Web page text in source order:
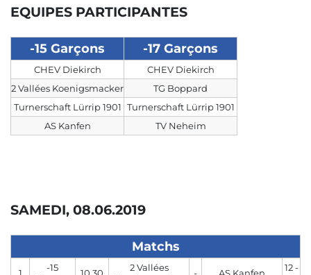
EQUIPES PARTICIPANTES
-15 Garçons -17 Garçons
CHEV Diekirch
CHEV Diekirch
2 Vallées Koenigsmacker
TG Boppard
Turnerschaft Lürrip 1901 Turnerschaft Lürrip 1901
AS Kanfen
TV Neheim
SAMEDI, 08.06.2019
Matchs
-15
2 Vallées
12 -